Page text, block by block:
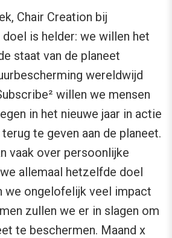
Chair Creation bij
doel is helder: we willen het
staat van de planeet
wereldwijd
willen we mensen
in het nieuwe jaar in actie
te geven aan de planeet.
vaak over persoonlijke
allemaal hetzelfde doel
we ongelofelijk veel impact
zullen we er in slagen om
te beschermen. Maand x